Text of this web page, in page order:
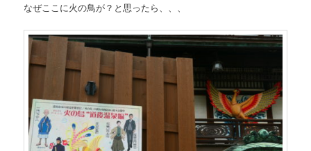
なぜここに火の鳥が？と思ったら、、、